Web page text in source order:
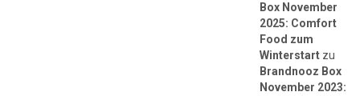
Box November
2025: Comfort
Food zum
Winterstartzu
Brandnooz Box
November 2023: